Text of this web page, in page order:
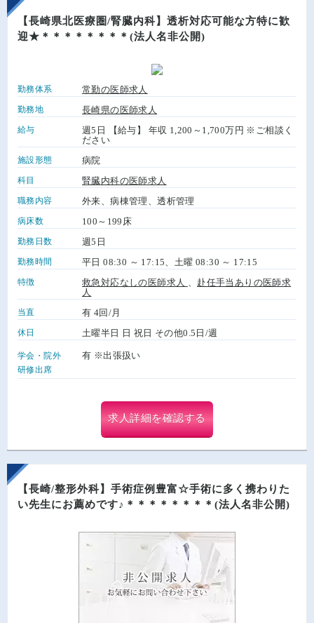
【長崎県北医療圏/腎臓内科】透析対応可能な方特に歓
迎★＊＊＊＊＊＊＊＊(法人名非公開)
勤務体系 常勤の医師求人
勤務地 長崎県の医師求人
給与
週5日 【給与】 年収 1,200～1,700万円 ※ご相談く
ださい
施設形態 病院
科目 腎臓内科の医師求人
職務内容 外来、病棟管理、透析管理
病床数 100～199床
勤務日数 週5日
勤務時間 平日 08:30 ～ 17:15、土曜 08:30 ～ 17:15
特徴 救急対応なしの医師求人
赴任手当ありの医師求
人
当直 有 4回/月
休日 土曜半日 日 祝日 その他0.5日/週
学会・院外
研修出席
有 ※出張扱い
求人詳細を確認する
【長崎/整形外科】手術症例豊富☆手術に多く携わりた
い先生にお薦めです♪＊＊＊＊＊＊＊＊(法人名非公開)